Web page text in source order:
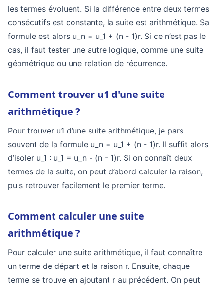
les termes évoluent. Si la différence entre deux termes
consécutifs est constante, la suite est arithmétique. Sa
formule est alors u_n = u_1 + (n - 1)r. Si ce n’est pas le
cas, il faut tester une autre logique, comme une suite
géométrique ou une relation de récurrence.
Comment trouver u1 d'une suite
arithmétique ?
Pour trouver u1 d’une suite arithmétique, je pars
souvent de la formule u_n = u_1 + (n - 1)r. Il suffit alors
d’isoler u_1 : u_1 = u_n - (n - 1)r. Si on connaît deux
termes de la suite, on peut d’abord calculer la raison,
puis retrouver facilement le premier terme.
Comment calculer une suite
arithmétique ?
Pour calculer une suite arithmétique, il faut connaître
un terme de départ et la raison r. Ensuite, chaque
terme se trouve en ajoutant r au précédent. On peut